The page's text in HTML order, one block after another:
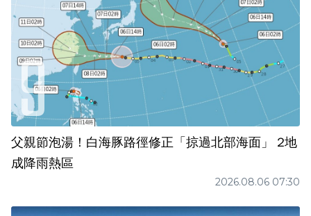
父親節泡湯！白海豚路徑修正「掠過北部海面」 2地
成降雨熱區
2026.08.06 07:30